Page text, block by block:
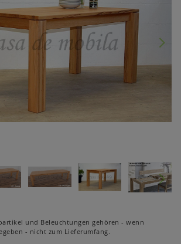
und Beleuchtungen gehören - wenn
- nicht zum Lieferumfang.